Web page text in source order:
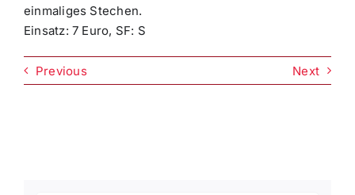
einmaliges Stechen.
Einsatz: 7 Euro, SF: S
Previous Next